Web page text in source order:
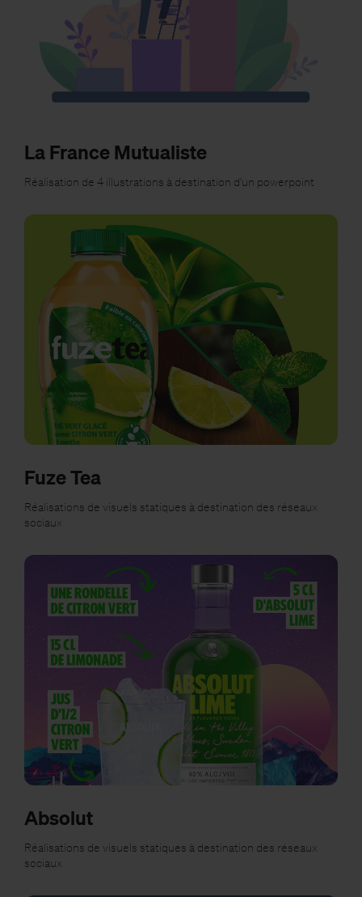
La France Mutualiste
Réalisation de 4 illustrations à destination d'un powerpoint
Fuze Tea
Réalisations de visuels statiques à destination des réseaux
sociaux
Absolut
Réalisations de visuels statiques à destination des réseaux
sociaux